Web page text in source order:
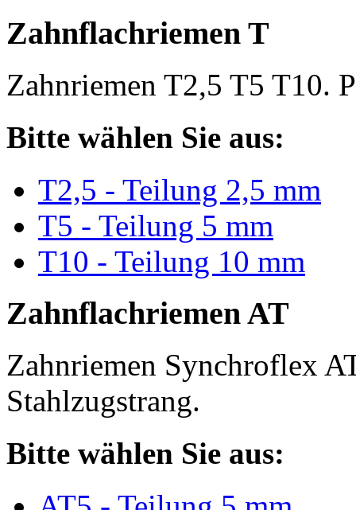
Zahnflachriemen T
Zahnriemen T2,5 T5 T10.
Bitte wählen Sie aus:
T2,5 - Teilung 2,5 mm
T5 - Teilung 5 mm
T10 - Teilung 10 mm
Zahnflachriemen AT
Zahnriemen Synchroflex
Stahlzugstrang.
Bitte wählen Sie aus: